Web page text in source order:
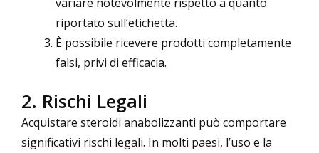
riportato sull’etichetta.
È possibile ricevere prodotti completamente
falsi, privi di efficacia.
2. Rischi Legali
Acquistare steroidi anabolizzanti può comportare
significativi rischi legali. In molti paesi, l’uso e la